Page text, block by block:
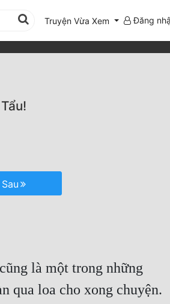
Truyện Vừa Xem Đăng
Sau
là một trong những
qua loa cho xong chuyện.